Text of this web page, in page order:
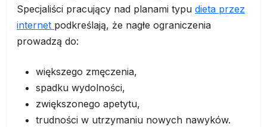
Specjaliści pracujący nad planami typu dieta przez
internet podkreślają, że nagłe ograniczenia
prowadzą do:
większego zmęczenia,
spadku wydolności,
zwiększonego apetytu,
trudności w utrzymaniu nowych nawyków.